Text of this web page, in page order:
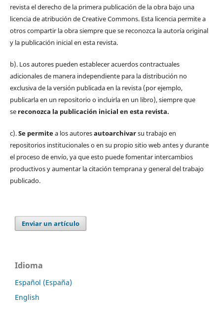
revista el derecho de la primera publicación de la obra bajo una
licencia de atribución de Creative Commons. Esta licencia permite a
otros compartir la obra siempre que se reconozca la autoría original
y la publicación inicial en esta revista.
b). Los autores pueden establecer acuerdos contractuales
adicionales de manera independiente para la distribución no
exclusiva de la versión publicada en la revista (por ejemplo,
publicarla en un repositorio o incluirla en un libro), siempre que
sereconozca la publicación inicial en esta revista.
c).Se permitea los autoresautoarchivarsu trabajo en
repositorios institucionales o en su propio sitio web antes y durante
el proceso de envío, ya que esto puede fomentar intercambios
productivos y aumentar la citación temprana y general del trabajo
publicado.
Enviar un artículo
Idioma
Español (España)
English